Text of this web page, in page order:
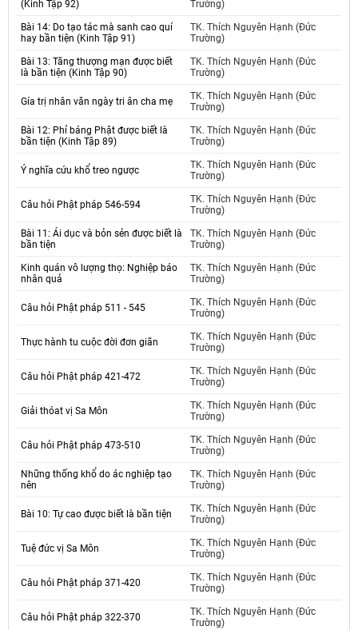
(Kinh Tập 92) Trường)
Bài 14: Do tạo tác mà sanh cao quí
hay bần tiện (Kinh Tập 91)
TK. Thích Nguyên Hạnh (Đức
Trường)
Bài 13: Tăng thượng mạn được biết
là bần tiện (Kinh Tập 90)
TK. Thích Nguyên Hạnh (Đức
Trường)
Gía trị nhân văn ngày tri ân cha mẹ
TK. Thích Nguyên Hạnh (Đức
Trường)
Bài 12: Phỉ báng Phật được biết là
bần tiện (Kinh Tập 89)
TK. Thích Nguyên Hạnh (Đức
Trường)
Ý nghĩa cứu khổ treo ngược
TK. Thích Nguyên Hạnh (Đức
Trường)
Câu hỏi Phật pháp 546-594
TK. Thích Nguyên Hạnh (Đức
Trường)
Bài 11: Ái dục và bỏn sẻn được biết là
bần tiện
TK. Thích Nguyên Hạnh (Đức
Trường)
Kinh quán vô lượng thọ: Nghiệp báo
nhân quả
TK. Thích Nguyên Hạnh (Đức
Trường)
Câu hỏi Phật pháp 511 - 545
TK. Thích Nguyên Hạnh (Đức
Trường)
Thực hành tu cuộc đời đơn giãn
TK. Thích Nguyên Hạnh (Đức
Trường)
Câu hỏi Phật pháp 421-472
TK. Thích Nguyên Hạnh (Đức
Trường)
Giải thóat vị Sa Môn
TK. Thích Nguyên Hạnh (Đức
Trường)
Câu hỏi Phật pháp 473-510
TK. Thích Nguyên Hạnh (Đức
Trường)
Những thống khổ do ác nghiệp tạo
nên
TK. Thích Nguyên Hạnh (Đức
Trường)
Bài 10: Tự cao được biết là bần tiện
TK. Thích Nguyên Hạnh (Đức
Trường)
Tuệ đức vị Sa Môn
TK. Thích Nguyên Hạnh (Đức
Trường)
Câu hỏi Phật pháp 371-420
TK. Thích Nguyên Hạnh (Đức
Trường)
Câu hỏi Phật pháp 322-370
TK. Thích Nguyên Hạnh (Đức
Trường)